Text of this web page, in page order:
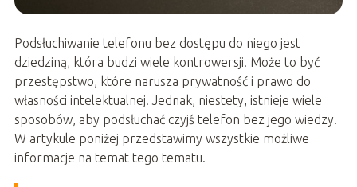
Podsłuchiwanie telefonu bez dostępu do niego jest
dziedziną, która budzi wiele kontrowersji. Może to być
przestępstwo, które narusza prywatność i prawo do
własności intelektualnej. Jednak, niestety, istnieje wiele
sposobów, aby podsłuchać czyjś telefon bez jego wiedzy.
W artykule poniżej przedstawimy wszystkie możliwe
informacje na temat tego tematu.